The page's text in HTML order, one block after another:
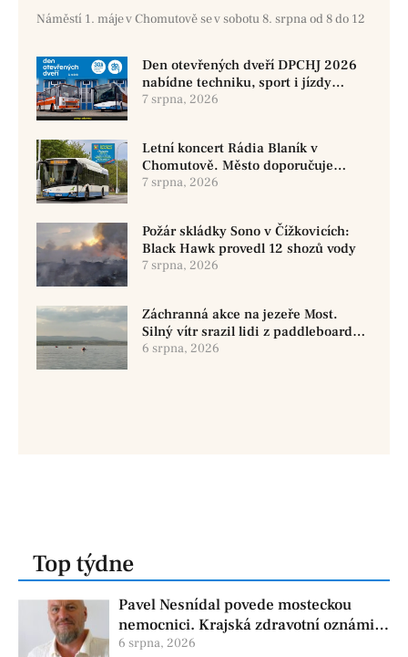
Náměstí 1. máje v Chomutově se v sobotu 8. srpna od 8 do 12
Den otevřených dveří DPCHJ 2026
nabídne techniku, sport i jízdy
historickými vozy
7 srpna, 2026
Letní koncert Rádia Blaník v
Chomutově. Město doporučuje
využít MHD
7 srpna, 2026
Požár skládky Sono v Čížkovicích:
Black Hawk provedl 12 shozů vody
7 srpna, 2026
Záchranná akce na jezeře Most.
Silný vítr srazil lidi z paddleboardů,
dvě osoby se pohřešují
6 srpna, 2026
Top týdne
Pavel Nesnídal povede mosteckou
nemocnici. Krajská zdravotní oznámila
změnu ve vedení
6 srpna, 2026